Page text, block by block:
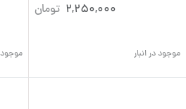
2,250,000 تومان
موجود در انبار موجود